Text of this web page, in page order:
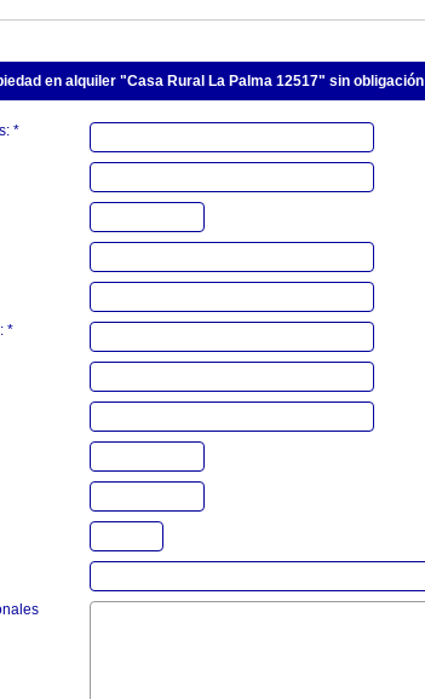
en alquiler "Casa Rural La Palma 12517" sin obligación
*
*